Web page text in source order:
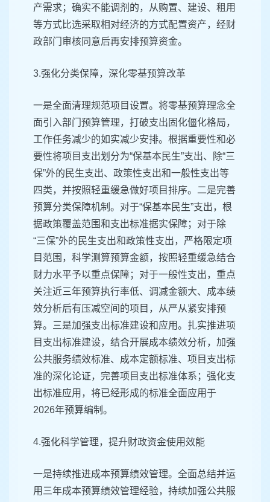
产需求；确实不能调剂的，从购置、建设、租用
等方式比选采取相对经济的方式配置资产，经财
政部门审核同意后再安排预算资金。
3.强化分类保障，深化零基预算改革
一是全面清理规范项目设置。将零基预算理念全
面引入部门预算管理，打破支出固化僵化格局，
工作任务减少的如实减少安排。根据重要性和必
要性将项目支出划分为“保基本民生”支出、除“三
保”外的民生支出、政策性支出和一般性支出等
四类，并按照轻重缓急做好项目排序。二是完善
预算分类保障机制。对于“保基本民生”支出，根
据政策覆盖范围和支出标准据实保障；对于除
“三保”外的民生支出和政策性支出，严格限定项
目范围，科学测算预算金额，按照轻重缓急结合
财力水平予以重点保障；对于一般性支出，重点
关注近三年预算执行率低、调减金额大、成本绩
效分析后有压减空间的项目，从严从紧安排预
算。三是加强支出标准建设和应用。扎实推进项
目支出标准建设，结合开展成本绩效分析，加强
公共服务绩效标准、成本定额标准、项目支出标
准的深化论证，完善项目支出标准体系；强化支
出标准应用，将已经形成的标准全面应用于
2026年预算编制。
4.强化科学管理，提升财政资金使用效能
一是持续推进成本预算绩效管理。全面总结并运
用三年成本预算绩效管理经验，持续加强公共服